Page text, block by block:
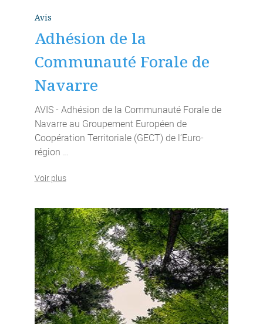
Avis
Adhésion de la
Communauté Forale de
Navarre
AVIS - Adhésion de la Communauté Forale de
Navarre au Groupement Européen de
Coopération Territoriale (GECT) de l’Euro-
région …
Voir plus